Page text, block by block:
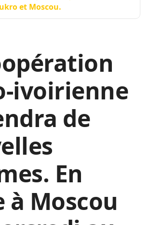
et Moscou.
ivoirienne
de
En
à Moscou